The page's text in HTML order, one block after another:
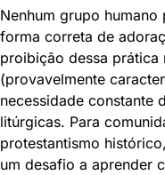
Nenhum grupo
forma correta de
proibição dessa prática
(provavelmente
necessidade constante
litúrgicas. Para
protestantismo
um desafio a aprender